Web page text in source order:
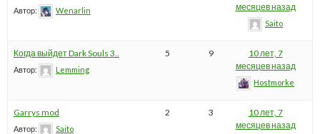
Автор: Wenarlin
месяцев назад
Saito
Когда выйдет Dark Souls 3..
Автор: Lemming
5 9
10 лет, 7
месяцев назад
Hostmorke
Garrys mod
Автор: Saito
2 3
10 лет, 7
месяцев назад